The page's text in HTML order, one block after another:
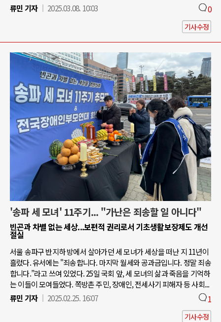
류민 기자
2025.03.08. 10:03 0
기사수정
'송파 세 모녀' 11주기... "가난은 죄송할 일 아니다"
빈곤과 차별 없는 세상...보편적 권리로서 기초생활보장제도 개선
절실
서울 송파구 반지하 방에서 살아가던 세 모녀가 세상을 떠난 지 11년이
흘렀다. 유서에는 "죄송합니다. 마지막 월세와 공과금입니다. 정말 죄송
합니다.”라고 쓰여 있었다. 25일 국회 앞, 세 모녀의 삶과 죽음을 기억하
는 이들이 모여들었다. 쪽방촌 주민, 장애인, 전세사기 피해자 등 사회...
류민 기자
2025.02.25. 16:07 1
기사수정